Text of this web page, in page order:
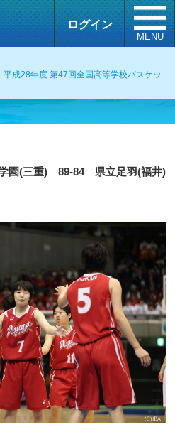
ログイン
MENU
成28年度 第47回全国高等学校バスケッ
園(三重) 89-84 県立足羽(福井)